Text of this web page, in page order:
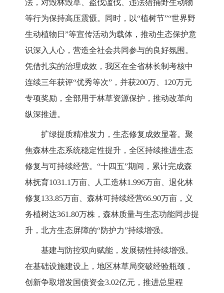
法，对毁林毁草、盗伐滥伐、违法猎捕野生动物
等行为保持高压震慑。同时，以“植树节”“世界野
生动植物日”等宣传活动为载体，推动生态保护意
识深入人心，营造全社会共同参与的良好氛围。
凭借扎实的治理成效，我区在全省林长制考核中
连续三年获评“优秀等次”，并获200万、120万元
专项奖励，全部用于林草资源保护，推动改革向
纵深推进。
扩绿提质精准发力，生态修复成效显著。 聚
焦森林生态系统稳定性提升，全区持续推进生态
修复与可持续经营。 “十四五”期间，累计完成森
林抚育1031.1万亩、人工造林1.996万亩、退化林
修复133.85万亩、森林可持续经营66.90万亩，义
务植树达361.80万株，森林质量与生态功能同步提
升，北方生态屏障的“防护力”持续增强。
基建与防控双向赋能，发展韧性持续增强。
在基础设施建设上，地区林草局突破经验瓶颈，
创新争取增发国债资金3.02亿元，推进总里程